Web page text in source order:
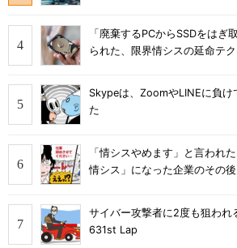
「廃棄するPCからSSDをはぎ
られた、限界情シスの延命テク
Skypeは、ZoomやLINEに負け
た
「情シスやめます」と言わ
情シス」になった企業のその後
サイバー攻撃者に2度も狙われ
631st Lap